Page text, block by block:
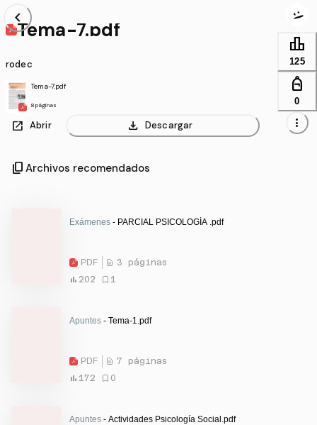
chevron_left
Tema-7.pdf
rodec
Tema-7.pdf
8 páginas
open_in_new Abrir download Descargar
leaderboard
125
personal_bag
0
more_vert
content_copy Archivos recomendados
Exámenes - PARCIAL PSICOLOGÍA .pdf
PDF
3 páginas
202
1
Apuntes - Tema-1.pdf
PDF
7 páginas
172
0
Apuntes - Actividades Psicología Social.pdf